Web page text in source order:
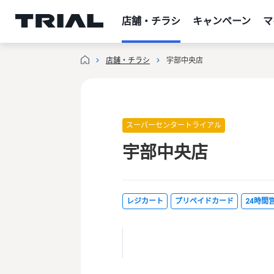
店舗・チラシ キャンペーン
店舗・チラシ 宇部中央店
スーパーセンタートライアル
宇部中央店
レジカート プリペイドカード 24時間